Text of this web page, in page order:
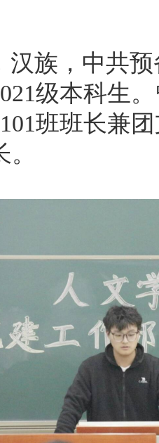
汉族，中共
级本科生
班班长兼